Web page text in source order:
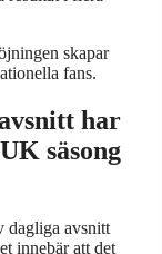
skapar
fans.
har
säsong
dagliga avsnitt
innebär att det